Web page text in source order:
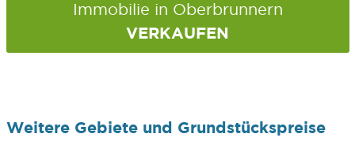
Immobilie in Oberbrunnern
VERKAUFEN
Weitere Gebiete und Grundstückspreise